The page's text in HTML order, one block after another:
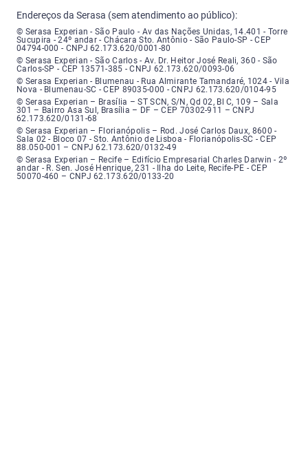
Endereços da Serasa (sem atendimento ao público):
Serasa Experian - São Paulo - Endereço: Avenida das Nações Unidas,
© Serasa Experian - São Paulo - Av das Nações Unidas, 14.401 - Torre
Sucupira - 24º andar - Chácara Sto. Antônio - São Paulo-SP - CEP
04794-000 - CNPJ 62.173.620/0001-80
Serasa Experian - São Carlos - Endereço: Avenida Doutor Heitor José
© Serasa Experian - São Carlos - Av. Dr. Heitor José Reali, 360 - São
Carlos-SP - CEP 13571-385 - CNPJ 62.173.620/0093-06
Serasa Experian - Blumenau - Endereço: Rua Almirante Tamandaré,
© Serasa Experian - Blumenau - Rua Almirante Tamandaré, 1024 - Vila
Nova - Blumenau-SC - CEP 89035-000 - CNPJ 62.173.620/0104-95
Serasa Experian - Brasília, Endereço: Setor Comercial Norte, sem
© Serasa Experian – Brasília – ST SCN, S/N, Qd 02, Bl C, 109 – Sala
301 – Bairro Asa Sul, Brasília – DF – CEP 70302-911 – CNPJ
62.173.620/0131-68
Serasa Experian - Florianópolis, Endereço: Rodovia José Carlos, número
© Serasa Experian – Florianópolis – Rod. José Carlos Daux, 8600 -
Sala 02 - Bloco 07 - Sto. Antônio de Lisboa - Florianópolis-SC - CEP
88.050-001 – CNPJ 62.173.620/0132-49
Serasa Experian - Recife, Endereço: Edifício Empresarial Charles Darwin,
© Serasa Experian – Recife – Edifício Empresarial Charles Darwin - 2º
andar - R. Sen. José Henrique, 231 - Ilha do Leite, Recife-PE - CEP
50070-460 – CNPJ 62.173.620/0133-20